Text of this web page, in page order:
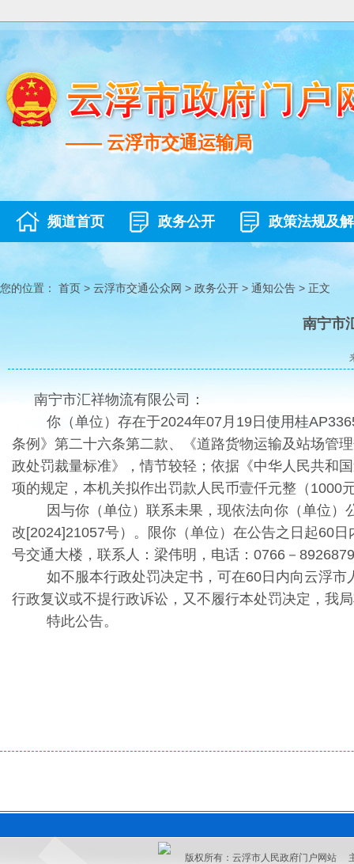
—— 云浮市交通运输局
—— 云浮市交通运输局
频道首页 政务公开 政策法规及
您的位置： 首页 > 云浮市交通公众网 > 政务公开 > 通知公告 > 正文
南宁市
南宁市汇祥物流有限公司：
你（单位）存在于2024年07月19日使用桂
条例》第二十六条第二款、《道路货物运输及站场管
政处罚裁量标准》，情节较轻；依据《中华人民共和
项的规定，本机关拟作出罚款人民币壹仟元整（1000
因与你（单位）联系未果，现依法向你（单位
改[2024]21057号）。限你（单位）在公告之日起60
号交通大楼，联系人：梁伟明，电话：0766－
如不服本行政处罚决定书，可在60日内向云浮
行政复议或不提行政诉讼，又不履行本处罚决定，我
特此公告。
版权所有：云浮市人民政府门户网站